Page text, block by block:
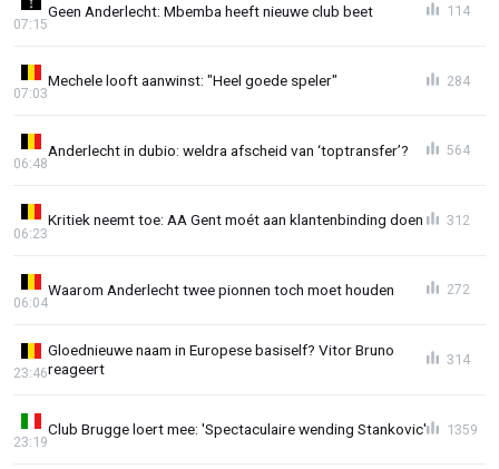
Geen Anderlecht: Mbemba heeft nieuwe club beet
07:15
114
Mechele looft aanwinst: "Heel goede speler"
07:03
284
Anderlecht in dubio: weldra afscheid van ‘toptransfer’?
06:48
564
Kritiek neemt toe: AA Gent moét aan klantenbinding doen
06:23
312
Waarom Anderlecht twee pionnen toch moet houden
06:04
272
Gloednieuwe naam in Europese basiself? Vitor Bruno
reageert
23:46
314
Club Brugge loert mee: 'Spectaculaire wending Stankovic'
23:19
1359